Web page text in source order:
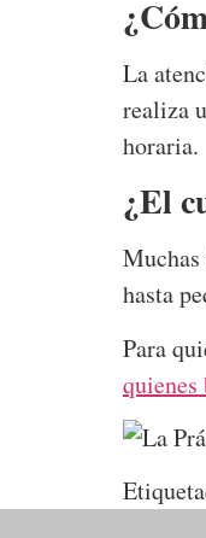
La
realiza
horaria.
¿El
hasta
Para